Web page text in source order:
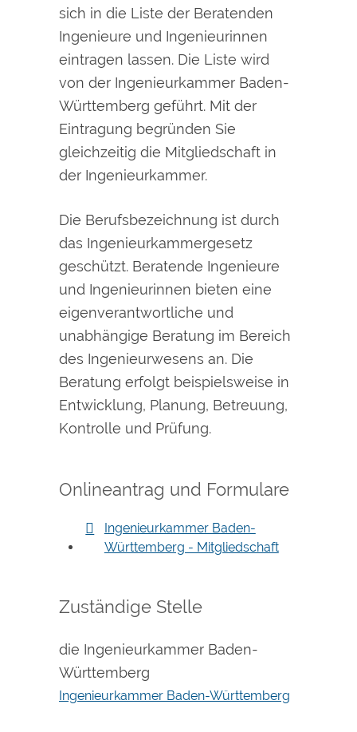
sich in die Liste der Beratenden
Ingenieure und Ingenieurinnen
eintragen lassen. Die Liste wird
von der Ingenieurkammer Baden-
Württemberg geführt. Mit der
Eintragung begründen Sie
gleichzeitig die Mitgliedschaft in
der Ingenieurkammer.
Die Berufsbezeichnung ist durch
das Ingenieurkammergesetz
geschützt. Beratende Ingenieure
und Ingenieurinnen bieten eine
eigenverantwortliche und
unabhängige Beratung im Bereich
des Ingenieurwesens an. Die
Beratung erfolgt beispielsweise in
Entwicklung, Planung, Betreuung,
Kontrolle und Prüfung.
Onlineantrag und Formulare
Ingenieurkammer Baden-
Württemberg - Mitgliedschaft
Zuständige Stelle
die Ingenieurkammer Baden-
Württemberg
Ingenieurkammer Baden-Württemberg